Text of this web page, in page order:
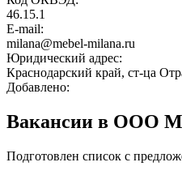
46.15.1
E-mail:
milana@mebel-milana.ru
Юридический адрес:
Краснодарский край, ст-ца
Добавлено:
Вакансии в ООО
Подготовлен список с